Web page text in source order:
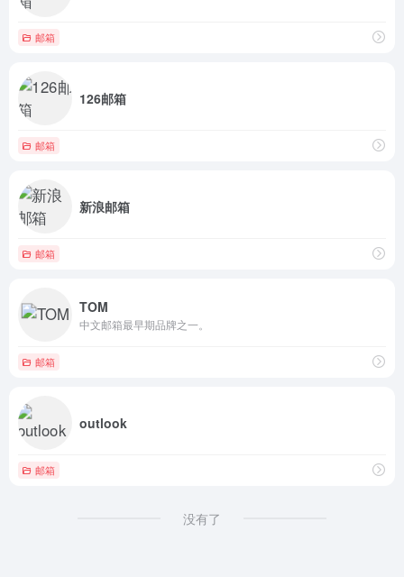
邮箱
126邮箱
邮箱
新浪邮箱
邮箱
TOM
中文邮箱最早期品牌之一。
邮箱
outlook
邮箱
没有了